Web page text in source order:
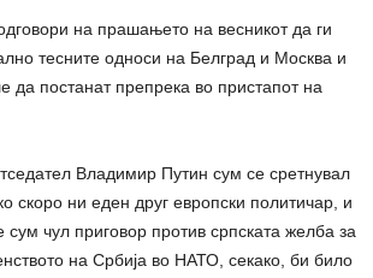
на прашањето на весникот да ги
тесните односи на Белград и Москва и
да постанат препрека во пристапот на
Владимир Путин сум се сретнувал
скоро ни еден друг европски политичар, и
чул приговор против српската желба за
на Србија во НАТО, секако, би било